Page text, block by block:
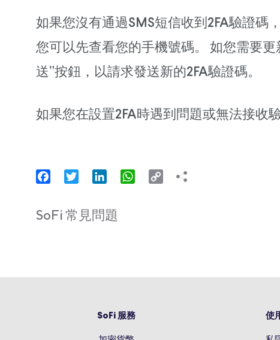
如果您沒有通過SMS短信收到2FA驗證碼
您可以先查看您的手機號碼。 如您需要
送”按鈕，以請求發送新的2FA驗證碼。
如果您在設置2FA時遇到問題或無法接收
FacebookTwitter LinkedInWhatsApp
Copy
SoFi 常見問題
SoFi 服務 使